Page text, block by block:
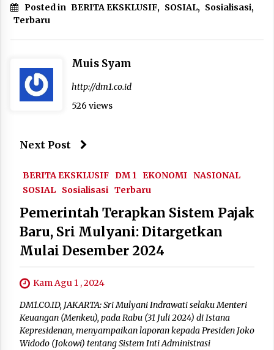
Posted in BERITA EKSKLUSIF, SOSIAL, Sosialisasi,
Terbaru
Muis Syam
http://dm1.co.id
526 views
Next Post
BERITA EKSKLUSIF DM 1 EKONOMI NASIONAL
SOSIAL
Sosialisasi Terbaru
Pemerintah Terapkan Sistem Pajak
Baru, Sri Mulyani: Ditargetkan
Mulai Desember 2024
Kam Agu 1 , 2024
DM1.CO.ID, JAKARTA: Sri Mulyani Indrawati selaku Menteri
Keuangan (Menkeu), pada Rabu (31 Juli 2024) di Istana
Kepresidenan, menyampaikan laporan kepada Presiden Joko
Widodo (Jokowi) tentang Sistem Inti Administrasi